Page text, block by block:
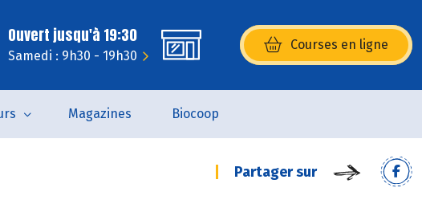
Ouvert jusqu'à 19:30
Samedi : 9h30 - 19h30
Courses en ligne
(s’ouvre dans une nouvelle
Magazines Biocoop
Partager sur